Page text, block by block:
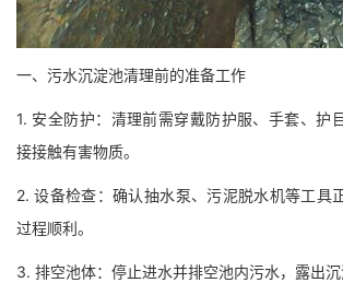
一、污水沉淀池清理前的准备工作
1. 安全防护：清理前需穿戴防护服、手套、护
接接触有害物质。
2. 设备检查：确认抽水泵、污泥脱水机等工具
过程顺利。
3. 排空池体：停止进水并排空池内污水，露出